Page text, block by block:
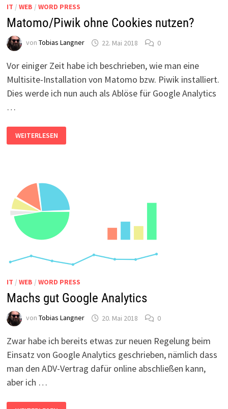
IT / WEB / WORD PRESS
Matomo/Piwik ohne Cookies nutzen?
von Tobias Langner 22. Mai 2018 0
Vor einiger Zeit habe ich beschrieben, wie man eine
Multisite-Installation von Matomo bzw. Piwik installiert.
Dies werde ich nun auch als Ablöse für Google Analytics
…
OHNE
COOKIES
WEITERLESEN
IT / WEB / WORD PRESS
Machs gut Google Analytics
von Tobias Langner 20. Mai 2018 0
Zwar habe ich bereits etwas zur neuen Regelung beim
Einsatz von Google Analytics geschrieben, nämlich dass
man den ADV-Vertrag dafür online abschließen kann,
aber ich …